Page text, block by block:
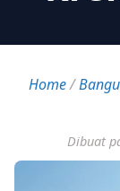
Home/
Dibuat